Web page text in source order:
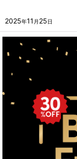
2025年11 月 25 日